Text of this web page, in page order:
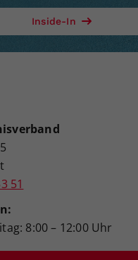
Inside-In
51
8:00 – 12:00 Uhr